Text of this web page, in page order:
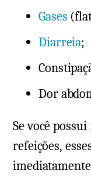
Gases
Diarreia;
Dor
Se você
refeições,